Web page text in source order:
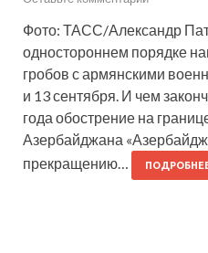
Фото: ТАСС/Александр
одностороннем порядке
гробов с армянскими
и 13 сентября. И чем
года обострение на
Азербайджана
прекращению…